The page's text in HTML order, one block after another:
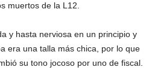
muertos de la L12.
y hasta nerviosa en un principio y
era una talla más chica, por lo que
su tono jocoso por uno de fiscal.